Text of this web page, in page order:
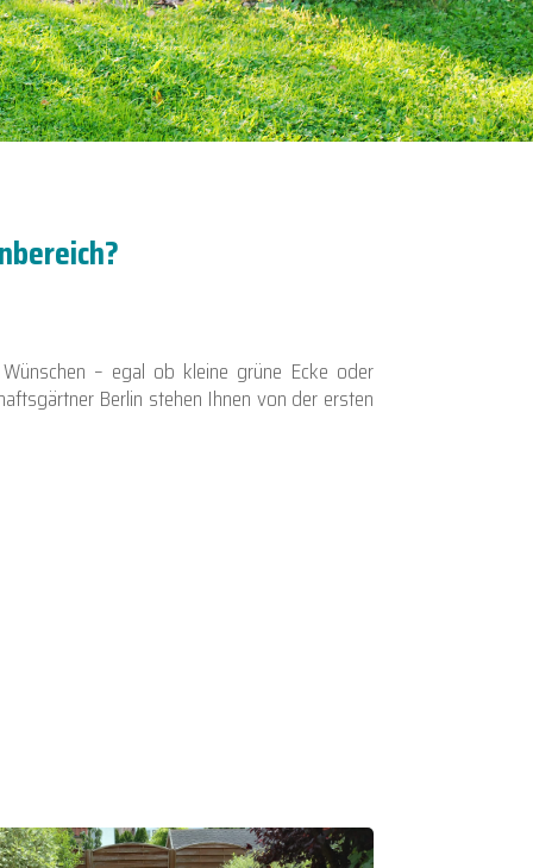
– egal ob kleine grüne Ecke oder
Berlin stehen Ihnen von der ersten